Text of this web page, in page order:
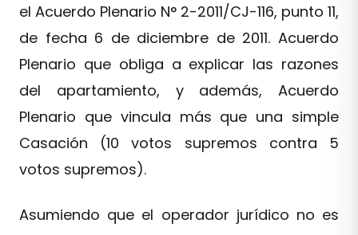
el Acuerdo Plenario N° 2-2011/CJ-116, punto 11,
de fecha 6 de diciembre de 2011. Acuerdo
Plenario que obliga a explicar las razones
del apartamiento, y además, Acuerdo
Plenario que vincula más que una simple
Casación (10 votos supremos contra 5
votos supremos).
Asumiendo que el operador jurídico no es